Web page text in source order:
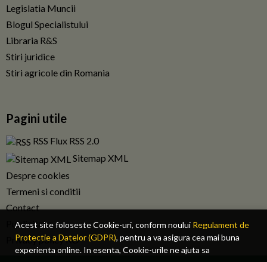
Acest site foloseste Cookie-uri, conform noului Regulament de
Protectie a Datelor (GDPR), pentru a va asigura cea mai buna
experienta online. In esenta, Cookie-urile ne ajuta sa
Legislatia Muncii
Blogul Specialistului
Libraria R&S
Stiri juridice
Stiri agricole din Romania
Pagini utile
RSS Flux RSS 2.0
Sitemap XML
Despre cookies
Termeni si conditii
Contact
Publicitate
Privacy policy RO